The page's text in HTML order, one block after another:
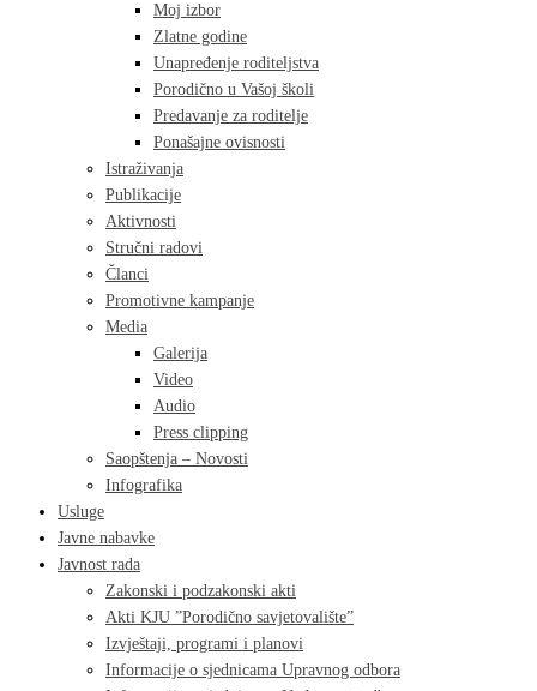
Moj izbor
Zlatne godine
Unapređenje roditeljstva
Porodično u Vašoj školi
Predavanje za roditelje
Ponašajne ovisnosti
Istraživanja
Publikacije
Aktivnosti
Stručni radovi
Članci
Promotivne kampanje
Media
Galerija
Video
Audio
Press clipping
Saopštenja – Novosti
Infografika
Usluge
Javne nabavke
Javnost rada
Zakonski i podzakonski akti
Akti KJU ”Porodično savjetovalište”
Izvještaji, programi i planovi
Informacije o sjednicama Upravnog odbora